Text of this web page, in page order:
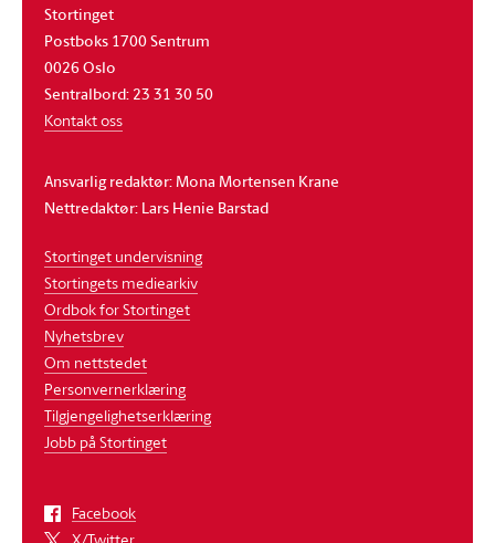
Stortinget
Postboks 1700 Sentrum
0026 Oslo
Sentralbord: 23 31 30 50
Kontakt oss
Ansvarlig redaktør: Mona Mortensen Krane
Nettredaktør: Lars Henie Barstad
Stortinget undervisning
Stortingets mediearkiv
Ordbok for Stortinget
Nyhetsbrev
Om nettstedet
Personvernerklæring
Tilgjengelighetserklæring
Jobb på Stortinget
Facebook